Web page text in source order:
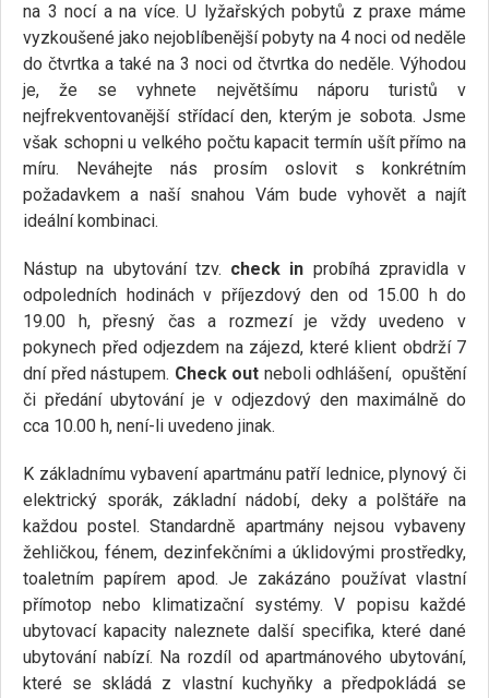
na 3 nocí a na více. U lyžařských pobytů z praxe máme
vyzkoušené jako nejoblíbenější pobyty na 4 noci od neděle
do čtvrtka a také na 3 noci od čtvrtka do neděle. Výhodou
je, že se vyhnete největšímu náporu turistů v
nejfrekventovanější střídací den, kterým je sobota. Jsme
však schopni u velkého počtu kapacit termín ušít přímo na
míru. Neváhejte nás prosím oslovit s konkrétním
požadavkem a naší snahou Vám bude vyhovět a najít
ideální kombinaci.
Nástup na ubytování tzv. check in probíhá zpravidla v
odpoledních hodinách v příjezdový den od 15.00 h do
19.00 h, přesný čas a rozmezí je vždy uvedeno v
pokynech před odjezdem na zájezd, které klient obdrží 7
dní před nástupem. Check out neboli odhlášení, opuštění
či předání ubytování je v odjezdový den maximálně do
cca 10.00 h, není-li uvedeno jinak.
K základnímu vybavení apartmánu patří lednice, plynový či
elektrický sporák, základní nádobí, deky a polštáře na
každou postel. Standardně apartmány nejsou vybaveny
žehličkou, fénem, dezinfekčními a úklidovými prostředky,
toaletním papírem apod. Je zakázáno používat vlastní
přímotop nebo klimatizační systémy. V popisu každé
ubytovací kapacity naleznete další specifika, které dané
ubytování nabízí. Na rozdíl od apartmánového ubytování,
které se skládá z vlastní kuchyňky a předpokládá se